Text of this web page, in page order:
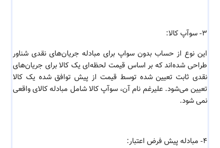
3- سوآپ کالا:
این نوع از حساب بدون سواپ برای مبادله جریان‌های نقدی شناور
طراحی شده‌اند که بر اساس قیمت لحظه‌ای یک کالا برای جریان‌های
نقدی ثابت تعیین‌ شده توسط قیمت از پیش توافق شده یک کالا
تعیین می‌شود. علیرغم نام آن، سوآپ کالا شامل مبادله کالای واقعی
نمی شود.
4- مبادله پیش فرض اعتبار: